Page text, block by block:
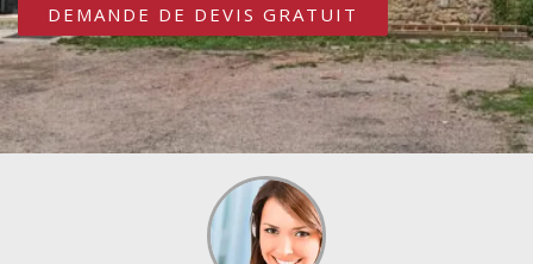
DEMANDE DE DEVIS GRATUIT